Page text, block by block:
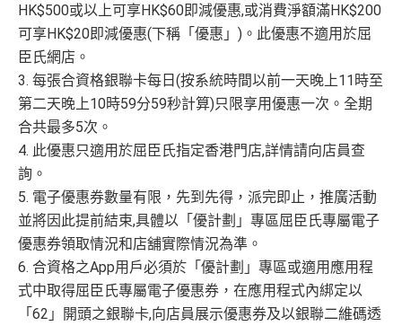
內地同澳門簽賬交易費用全免(Pulse銀聯雙幣鑽石卡尊
享)
用港幣同人民幣結賬，唔需要擔心匯率波動
食中 最紅自主5X類別做到低至$4.17/里
全年簽賬高達2.4%「獎賞錢」回贈
講到明首兩年年費豁免
開卡門檻唔算高，年薪要求HK$12萬（即月薪HK$10,0
00）就申請到
網上繳費都有回贈（每月首HK$10,000先有）
❎缺點
「現金套現」 分期計劃
優惠 （≥HK$20,000，1
2個月或以上還款期）
$200「獎
賞錢」
不適用
合共高達
$800「獎
（相等於8,
$200「獎
（相等於2,
*持卡人需於發卡後60日內完成累積簽賬滿HK$5,800要
求。不可獲享迎新：於合資格信用卡批核日起計之過去 1
2 個月內曾取消任何滙豐個人信用卡基本卡 迎新條款：滙
豐迎新條款
✅優點
只係購物及娛樂簽賬類別時先抵用，其他本地簽賬得H
K$15=1 Avios/Asia Miles
DCC無積分
免責聲明：里先生努力保持信息準確。若任何信息與你到
訪之金融機構、
有金融產品和服務均以他們作準，請參閱相關 金融機構的
網站為產品資訊的最更新版本。 本網站產品之比較結果建
基於客觀分析，因此就算獲第三方廣告客戶贊助，我們並
不會特別註明。Disclaimer: At MrMiles, we strive to keep
our information accurate and up to date. This information
may be different than what you see when you visit a finan
cial institution, service provider or specific product’s site. F
HK$500或以上可享HK$60即減優惠,或消費淨額滿HK$200
可享HK$20即減優惠(下稱「優惠」)。此優惠不適用於屈
臣氏網店。
3. 每張合資格銀聯卡每日(按系統時間以前一天晚上11時至
第二天晚上10時59分59秒計算)只限享用優惠一次。全期
合共最多5次。
4. 此優惠只適用於屈臣氏指定香港門店,詳情請向店員查
詢。
5. 電子優惠券數量有限，先到先得，派完即止，推廣活動
並將因此提前結束,具體以「優計劃」專區屈臣氏專屬電子
優惠券領取情況和店舖實際情況為準。
6. 合資格之App用戶必須於「優計劃」專區或適用應用程
式中取得屈臣氏專屬電子優惠券，在應用程式內綁定以
「62」開頭之銀聯卡,向店員展示優惠券及以銀聯二維碼透